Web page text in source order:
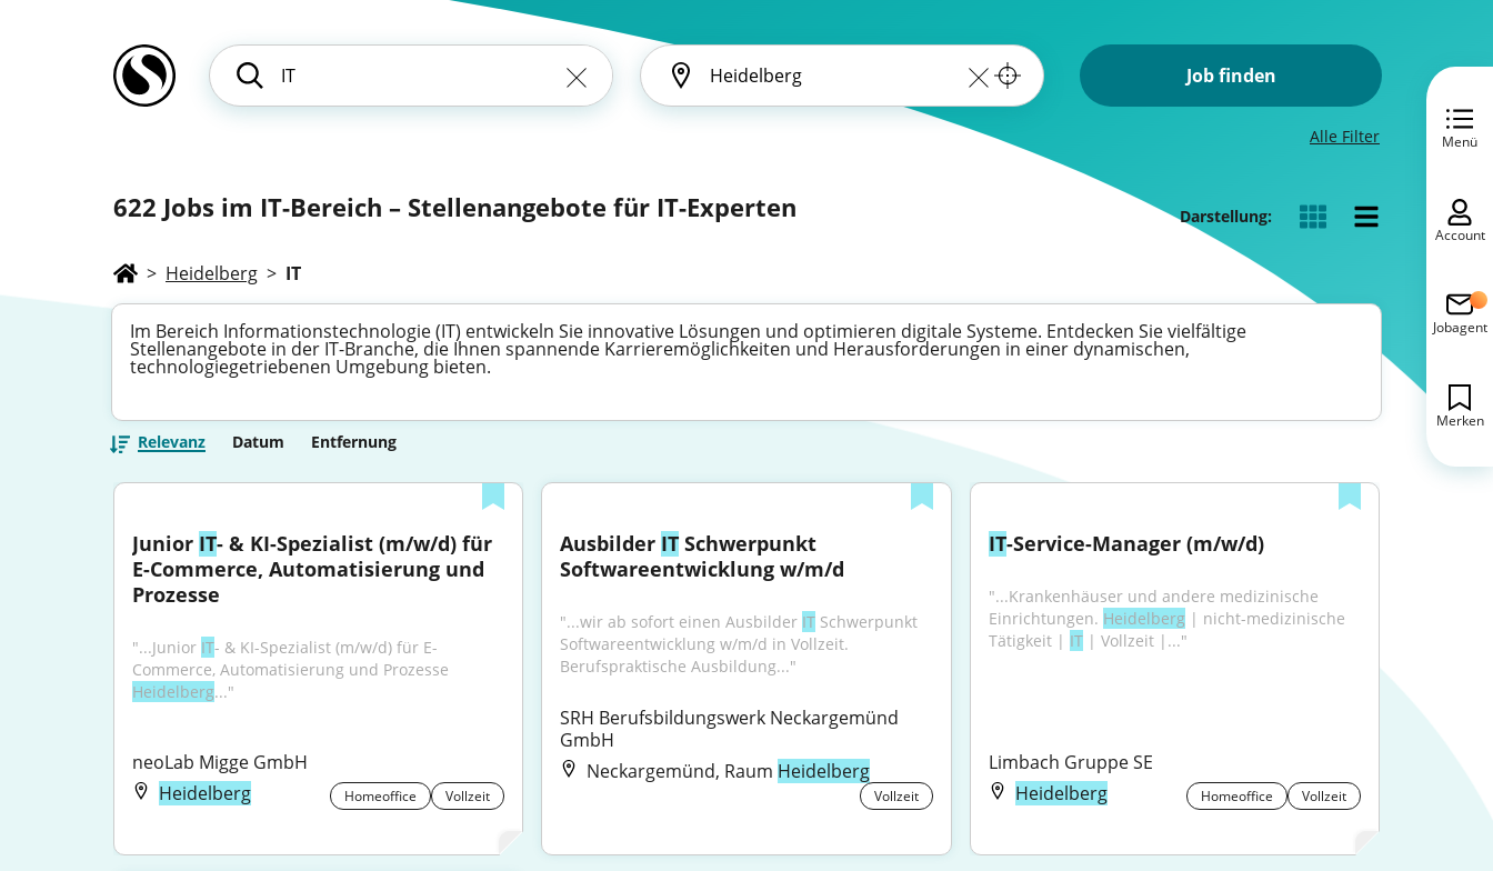
Job finden
Alle Filter
622 Jobs im IT-Bereich – Stellenangebote für IT-Experten Darstellung:
> Heidelberg > IT
Im Bereich Informationstechnologie (IT) entwickeln Sie innovative Lösungen und optimieren digitale Systeme. Entdecken Sie vielfältige
Stellenangebote in der IT-Branche, die Ihnen spannende Karrieremöglichkeiten und Herausforderungen in einer dynamischen,
technologiegetriebenen Umgebung bieten.
Relevanz Datum Entfernung
Junior IT- & KI-Spezialist (m/w/d) für
E-Commerce, Automatisierung und
Prozesse
"...Junior IT- & KI-Spezialist (m/w/d) für E-
Heidelberg..."
neoLab Migge GmbH
Heidelberg
Homeoffice Vollzeit
Ausbilder IT Schwerpunkt
Softwareentwicklung w/m/d
"...wir ab sofort einen Ausbilder IT Schwerpunkt
Softwareentwicklung w/m/d in Vollzeit.
Berufspraktische Ausbildung..."
SRH Berufsbildungswerk Neckargemünd
GmbH
Neckargemünd, Raum Heidelberg
Vollzeit
IT-Service-Manager (m/w/d)
"...Krankenhäuser und andere medizinische
Einrichtungen. Heidelberg | nicht-medizinische
Tätigkeit | IT | Vollzeit |..."
Limbach Gruppe SE
Heidelberg
Homeoffice Vollzeit
Menü
Account
Jobagent
Merken